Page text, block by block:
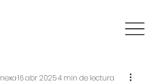
16 abr 20254 min de lectura